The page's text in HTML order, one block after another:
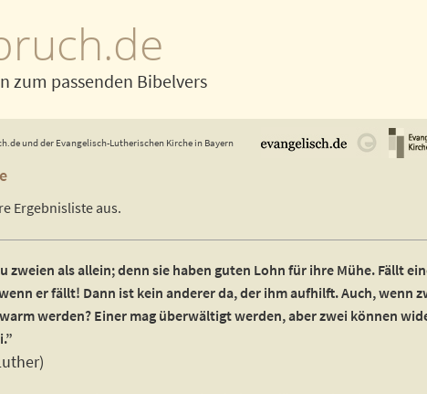
zum passenden Bibelvers
und der Evangelisch-Lutherischen Kirche in Bayern
Ergebnisliste aus.
zweien als allein; denn sie haben guten Lohn für ihre Mühe. Fällt
er fällt! Dann ist kein anderer da, der ihm aufhilft. Auch, wenn
werden? Einer mag überwältigt werden, aber zwei können